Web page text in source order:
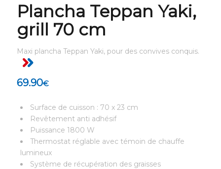
Plancha Teppan Yaki,
grill 70 cm
Maxi plancha Teppan Yaki, pour des convives conquis.
69.90€
Surface de cuisson : 70 x 23 cm
Revêtement anti adhésif
Puissance 1800 W
Thermostat réglable avec témoin de chauffe
lumineux
Système de récupération des graisses